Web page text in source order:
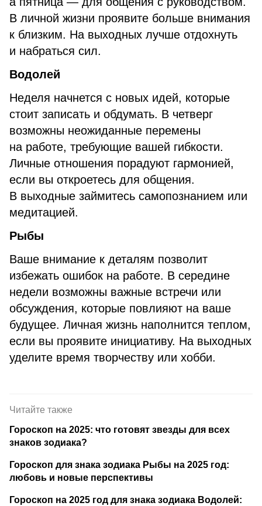
В личной жизни проявите больше внимания
к близким. На выходных лучше отдохнуть
и набраться сил.
Водолей
Неделя начнется с новых идей, которые
стоит записать и обдумать. В четверг
возможны неожиданные перемены
на работе, требующие вашей гибкости.
Личные отношения порадуют гармонией,
если вы откроетесь для общения.
В выходные займитесь самопознанием или
медитацией.
Рыбы
Ваше внимание к деталям позволит
избежать ошибок на работе. В середине
недели возможны важные встречи или
обсуждения, которые повлияют на ваше
будущее. Личная жизнь наполнится теплом,
если вы проявите инициативу. На выходных
уделите время творчеству или хобби.
Читайте также
Гороскоп на 2025: что готовят звезды для всех
знаков зодиака?
Гороскоп для знака зодиака Рыбы на 2025 год:
любовь и новые перспективы
Гороскоп на 2025 год для знака зодиака Водолей: